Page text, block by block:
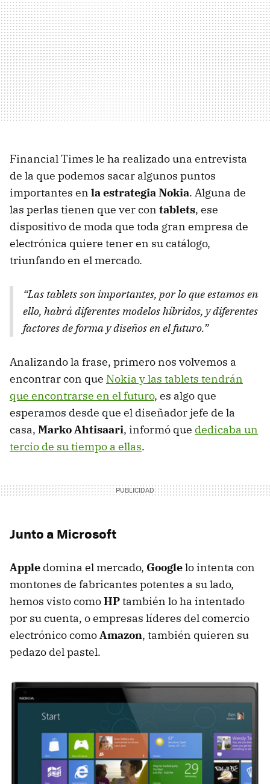
Financial Times le ha realizado una entrevista
de la que podemos sacar algunos puntos
importantes en la estrategia Nokia. Alguna de
las perlas tienen que ver con tablets, ese
dispositivo de moda que toda gran empresa de
electrónica quiere tener en su catálogo,
triunfando en el mercado.
“Las tablets son importantes, por lo que estamos en
ello, habrá diferentes modelos híbridos, y diferentes
factores de forma y diseños en el futuro.”
Analizando la frase, primero nos volvemos a
encontrar con que Nokia y las tablets tendrán
que encontrarse en el futuro, es algo que
esperamos desde que el diseñador jefe de la
casa, Marko Ahtisaari, informó que dedicaba un
tercio de su tiempo a ellas.
Junto a Microsoft
Apple domina el mercado, Googlelo intenta con
montones de fabricantes potentes a su lado,
hemos visto comoHPtambién lo ha intentado
por su cuenta, o empresas líderes del comercio
electrónico comoAmazon, también quieren su
pedazo del pastel.